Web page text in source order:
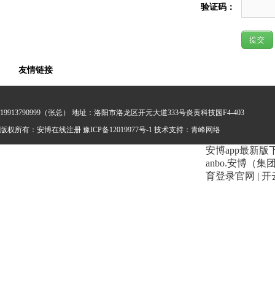
验证码：
提交
友情链接
19913790999（张总） 地址：洛阳市洛龙区开元大道333号炎黄科技园F4-403
版权所有：安博在线注册 豫ICP备12019977号-1 技术支持： 青峰网络
安博app最新版
anbo.安博（集
育登录官网 | 开